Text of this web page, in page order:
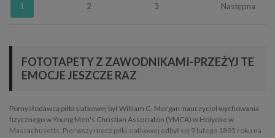
1 2 3 Następna
FOTOTAPETY Z ZAWODNIKAMI-PRZEŻYJ TE
EMOCJE JESZCZE RAZ
Pomysłodawcą piłki siatkowej był William G. Morgan-nauczyciel wychowania
fizycznego w Young Men's Christian Associaton (YMCA) w Holyoke w
Massachusetts. Pierwszy mecz piłki siatkowej odbył się 9 lutego 1895 roku na